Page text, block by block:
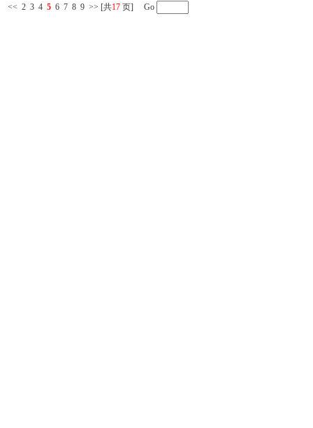
<< 2 3 4 5 6 7 8 9 >> [共17 页] Go